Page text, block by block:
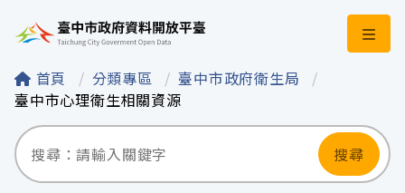
臺中市政府資料開
首頁 分類專區
臺中市政府衛生局
臺中市心理衛生相關資源
搜尋